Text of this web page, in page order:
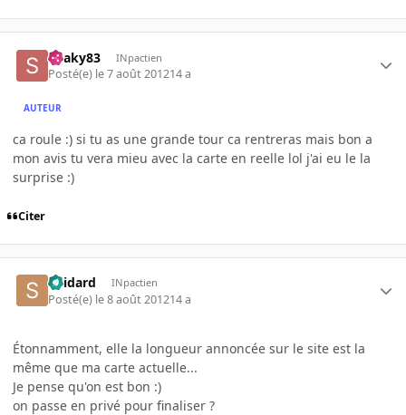
Snaky83 INpactien
Posté(e) le 7 août 201214 a
AUTEUR
ca roule :) si tu as une grande tour ca rentreras mais bon a
mon avis tu vera mieu avec la carte en reelle lol j'ai eu le la
surprise :)
Citer
Spidard INpactien
Posté(e) le 8 août 201214 a
Étonnamment, elle la longueur annoncée sur le site est la
même que ma carte actuelle...
Je pense qu'on est bon :)
on passe en privé pour finaliser ?